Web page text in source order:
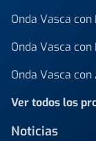
Onda Vasca
Onda Vasca
Onda Vasca
Ver todos los
Noticias